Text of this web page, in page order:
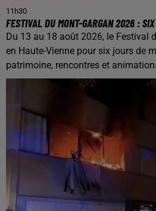
11h30
FESTIVAL DU MONT-GARGAN 2026 :
Du 13 au 18 août 2026, le Festival
en Haute-Vienne pour six jours de
patrimoine, rencontres et